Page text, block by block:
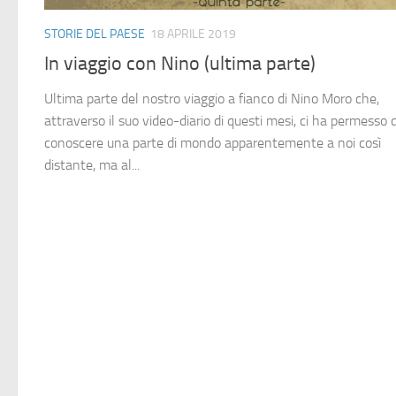
STORIE DEL PAESE 18 APRILE 2019
In viaggio con Nino (ultima parte)
Ultima parte del nostro viaggio a fianco di Nino Moro che,
attraverso il suo video-diario di questi mesi, ci ha permesso
conoscere una parte di mondo apparentemente a noi così
distante, ma al...